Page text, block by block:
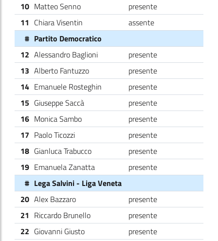
10 Matteo Senno
presente
11 Chiara Visentin
assente
# Partito Democratico
12 Alessandro Baglioni
presente
13 Alberto Fantuzzo
presente
14 Emanuele Rosteghin
presente
15 Giuseppe Saccà
presente
16 Monica Sambo
presente
17 Paolo Ticozzi
presente
18 Gianluca Trabucco
presente
19 Emanuela Zanatta
presente
# Lega Salvini - Liga Veneta
20 Alex Bazzaro
presente
21 Riccardo Brunello
presente
22 Giovanni Giusto
presente